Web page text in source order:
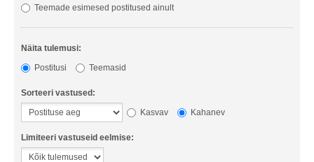
Teemade esimesed postitused ainult
Näita tulemusi:
Postitusi
Teemasid
Sorteeri vastused:
Kasvav
Kahanev
Limiteeri vastuseid eelmise: